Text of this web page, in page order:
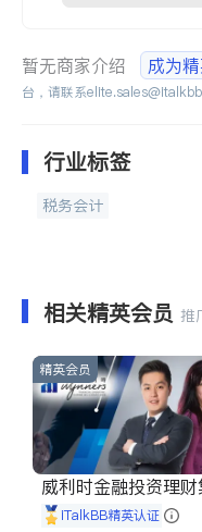
暂无商家介绍 成为
台，请联系
行业标签
税务会计
相关精英会员 推
精英会员
威利时金融投资理财
iTalkBB精英认证